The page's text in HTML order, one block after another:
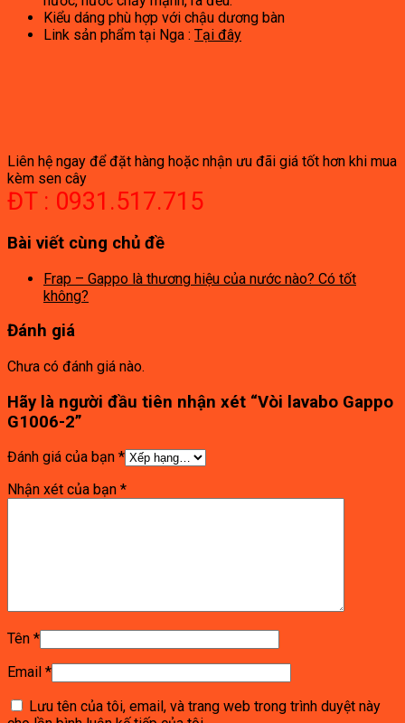
Kiểu dáng phù hợp với chậu dương bàn
Link sản phẩm tại Nga : Tại đây
Liên hệ ngay để đặt hàng hoặc nhận ưu đãi giá tốt hơn khi mua
kèm sen cây
ĐT : 0931.517.715
Bài viết cùng chủ đề
Frap – Gappo là thương hiệu của nước nào? Có tốt
không?
Đánh giá
Chưa có đánh giá nào.
Hãy là người đầu tiên nhận xét “Vòi lavabo Gappo
G1006-2”
Đánh giá của bạn *
Nhận xét của bạn *
Tên *
Email *
Lưu tên của tôi, email, và trang web trong trình duyệt này